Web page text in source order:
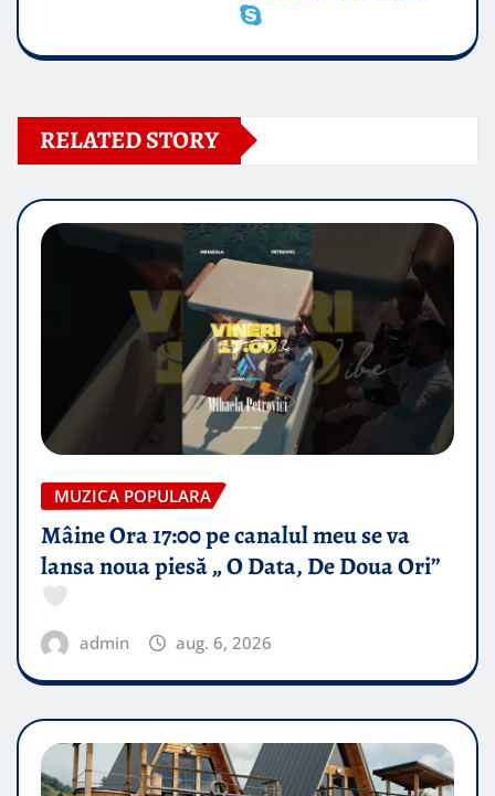
RELATED STORY
MUZICA POPULARA
Mâine Ora 17:00 pe canalul meu se va
lansa noua piesă „ O Data, De Doua Ori”
admin aug. 6, 2026